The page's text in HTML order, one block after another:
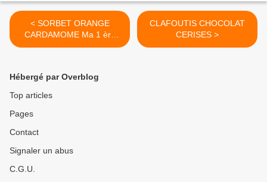
< SORBET ORANGE
CARDAMOME Ma 1 ère
Porte-ouverte Demarle
CLAFOUTIS CHOCOLAT
CERISES >
Hébergé par Overblog
Top articles
Pages
Contact
Signaler un abus
C.G.U.